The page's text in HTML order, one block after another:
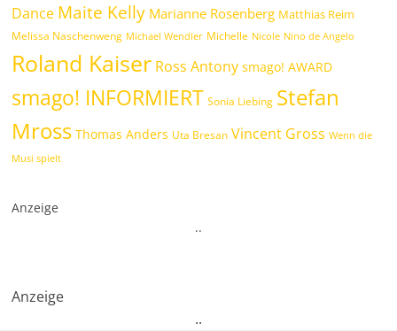
Dance Maite Kelly Marianne Rosenberg Matthias Reim
Melissa Naschenweng Michael Wendler Michelle Nicole Nino de Angelo
Roland Kaiser Ross Antony smago! AWARD
smago! INFORMIERT Sonia Liebing Stefan
Mross Thomas Anders Uta Bresan Vincent Gross Wenn die
Musi spielt
Anzeige
..
Anzeige
..